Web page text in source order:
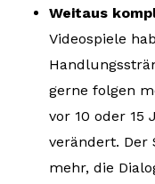
Weitaus
Videospiele
gerne folgen
vor 10 oder 15
verändert. Der
mehr, die